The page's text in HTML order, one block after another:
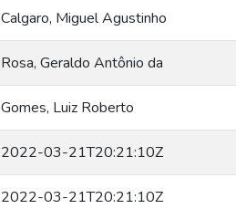
Calgaro, Miguel Agustinho
Rosa, Geraldo Antônio da
Gomes, Luiz Roberto
2022-03-21T20:21:10Z
2022-03-21T20:21:10Z